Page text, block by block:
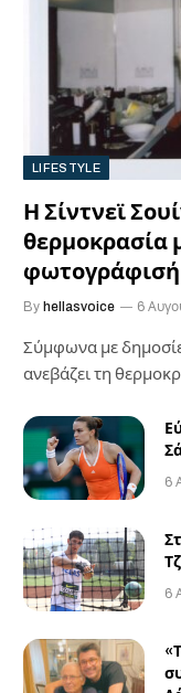
LIFESTYLE
Η Σίντνεϊ
θερμοκρασία
φωτογράφισή
By hellasvoice 6
Σύμφωνα με
ανεβάζει τη
6
6